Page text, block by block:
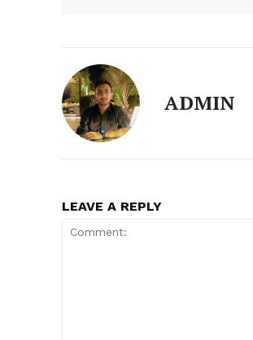
ADMIN
LEAVE A REPLY